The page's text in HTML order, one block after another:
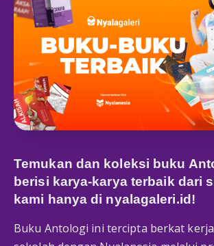
Temukan dan koleksi buku
berisi karya-karya terbaik dari
kami hanya di nyalagaleri.id !
Buku Antologi ini tercipta berkat